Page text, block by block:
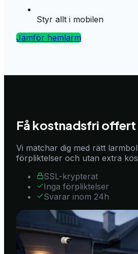
Styr allt i mobilen
Jämför hemlarm
Få kostnadsfri offert
Vi matchar dig med rätt
förpliktelser och utan extra
SSL-krypterat
Inga förpliktelser
Svarar inom 24h